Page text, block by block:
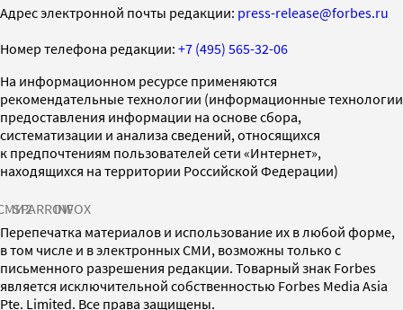
Адрес электронной почты редакции: press-release@forbes.ru
Номер телефона редакции: +7 (495) 565-32-06
На информационном ресурсе применяются
рекомендательные технологии (информационные технологии
предоставления информации на основе сбора,
систематизации и анализа сведений, относящихся
к предпочтениям пользователей сети «Интернет»,
находящихся на территории Российской Федерации)
SPARROWINFOX
Перепечатка материалов и использование их в любой форме,
в том числе и в электронных СМИ, возможны только с
письменного разрешения редакции. Товарный знак Forbes
является исключительной собственностью Forbes Media Asia
Pte. Limited. Все права защищены.